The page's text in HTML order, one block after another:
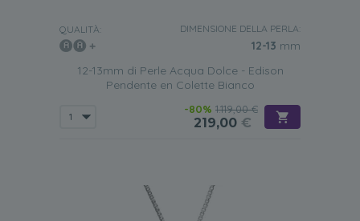
QUALITÀ: DIMENSIONE DELLA PERLA:
12-13 mm
12-13mm di Perle Acqua Dolce - Edison
Pendente en Colette Bianco
-80% 1.119,00 €
219,00 €